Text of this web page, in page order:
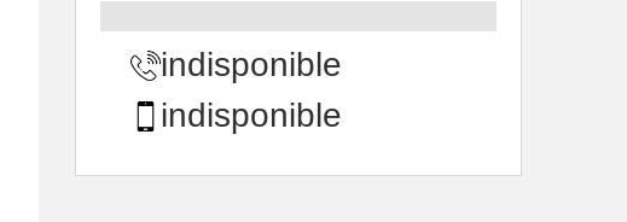
indisponible
indisponible